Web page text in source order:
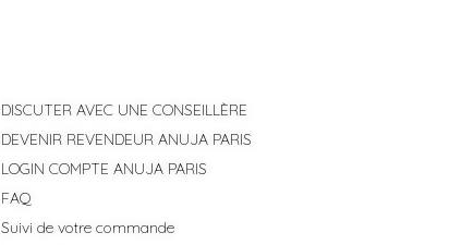
DISCUTER AVEC UNE CONSEILLÈRE
DEVENIR REVENDEUR ANUJA PARIS
LOGIN COMPTE ANUJA PARIS
FAQ
Suivi de votre commande